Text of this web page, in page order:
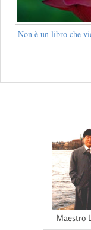
Non è un libro che
Maestro